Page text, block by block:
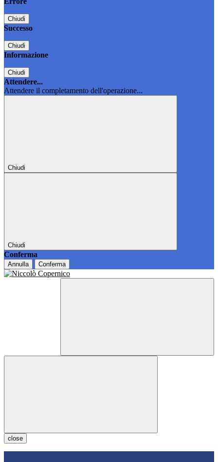
Chiudi
Successo
Chiudi
Informazione
Chiudi
Attendere...
Attendere il completamento dell'operazione...
Chiudi
Chiudi
Conferma
Annulla Conferma
close